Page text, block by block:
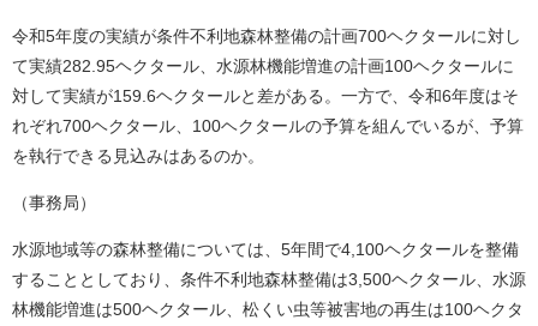
令和5年度の実績が条件不利地森林整備の計画700ヘクタールに対し
て実績282.95ヘクタール、水源林機能増進の計画100ヘクタールに
対して実績が159.6ヘクタールと差がある。一方で、令和6年度はそ
れぞれ700ヘクタール、100ヘクタールの予算を組んでいるが、予算
を執行できる見込みはあるのか。
（事務局）
水源地域等の森林整備については、5年間で4,100ヘクタールを整備
することとしており、条件不利地森林整備は3,500ヘクタール、水源
林機能増進は500ヘクタール、松くい虫等被害地の再生は100ヘクタ